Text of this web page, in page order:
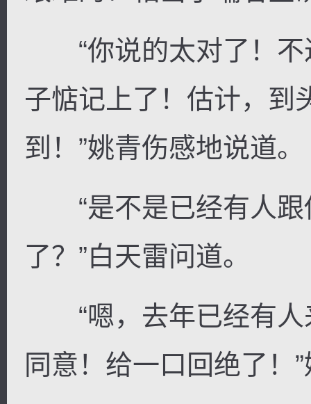
“你说的太对了！不
子惦记上了！估计，到
到！”姚青伤感地说道。
“是不是已经有人跟
了？”白天雷问道。
“嗯，去年已经有人
同意！给一口回绝了！